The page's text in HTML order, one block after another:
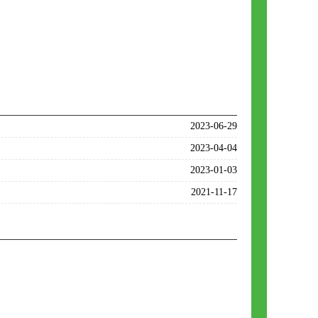
2023-06-29
2023-04-04
2023-01-03
2021-11-17